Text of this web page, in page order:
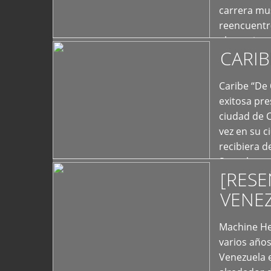
carrera
el exterior
Caribe
exitosa
ciudad de
vez en su
recibiera
Store los
Machine
varios
Venezuela